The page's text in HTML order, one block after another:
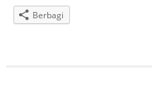
Berbagi